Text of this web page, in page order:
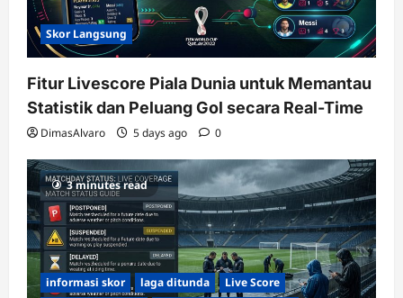
Skor Langsung
Fitur Livescore Piala Dunia untuk Memantau
Statistik dan Peluang Gol secara Real-Time
DimasAlvaro 5 days ago 0
3 minutes read
informasi skor laga ditunda Live Score